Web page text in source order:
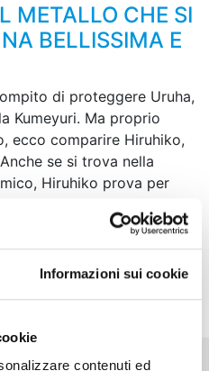
Informazioni sui cookie
contenuti ed
METALLO CHE SI
BELLISSIMA E
di proteggere Uruha,
Kumeyuri. Ma proprio
ecco comparire Hiruhiko,
se si trova nella
Hiruhiko prova per
si scontreranno
Il piano definitivo
incantate si sta pian